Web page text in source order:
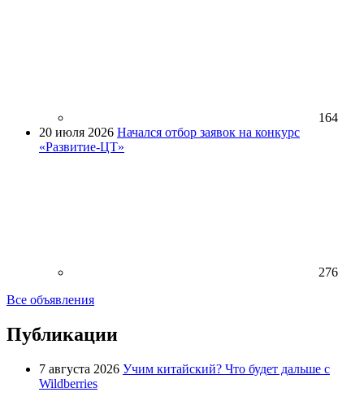
164
20 июля 2026 Начался отбор заявок на конкурс
«Развитие-ЦТ»
276
Все объявления
Публикации
7 августа 2026 Учим китайский? Что будет дальше с
Wildberries